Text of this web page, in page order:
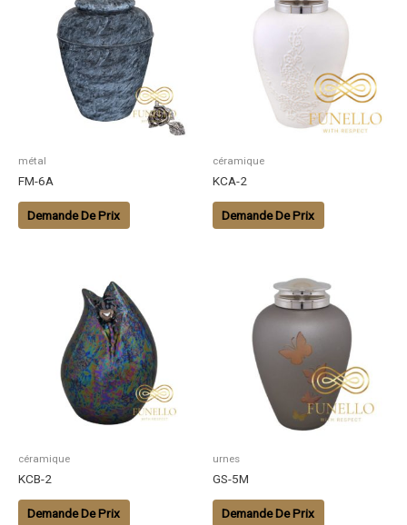
métal
FM-6A
Demande De Prix
céramique
KCA-2
Demande De Prix
céramique
KCB-2
Demande De Prix
urnes
GS-5M
Demande De Prix